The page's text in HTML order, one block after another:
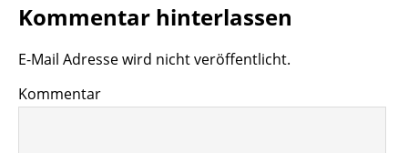
Kommentar hinterlassen
E-Mail Adresse wird nicht veröffentlicht.
Kommentar